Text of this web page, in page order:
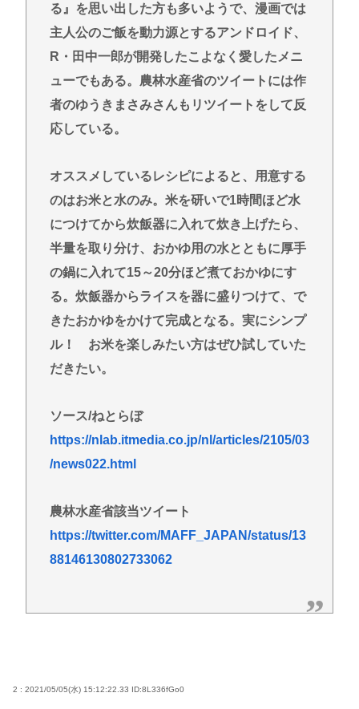
る』を思い出した方も多いようで、漫画では
主人公のご飯を動力源とするアンドロイド、
R・田中一郎が開発したこよなく愛したメニ
ューでもある。農林水産省のツイートには作
者のゆうきまさみさんもリツイートをして反
応している。
オススメしているレシピによると、用意する
のはお米と水のみ。米を研いで1時間ほど水
につけてから炊飯器に入れて炊き上げたら、
半量を取り分け、おかゆ用の水とともに厚手
の鍋に入れて15～20分ほど煮ておかゆにす
る。炊飯器からライスを器に盛りつけて、で
きたおかゆをかけて完成となる。実にシンプ
ル！ お米を楽しみたい方はぜひ試していた
だきたい。
ソース/ねとらぼ
https://nlab.itmedia.co.jp/nl/articles/2105/03
/news022.html
農林水産省該当ツイート
https://twitter.com/MAFF_JAPAN/status/13
88146130802733062
2 : 2021/05/05(水) 15:12:22.33 ID:8L336fGo0